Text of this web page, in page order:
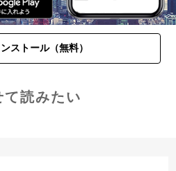
ストール（無料）
て読みたい